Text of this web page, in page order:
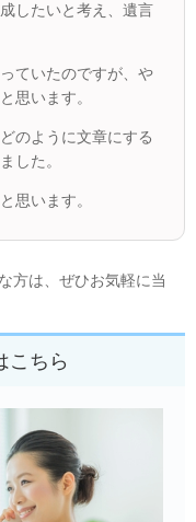
したいと考え、遺言
ていたのですが、や
思います。
のように文章にする
した。
思います。
方は、ぜひお気軽に当
こちら